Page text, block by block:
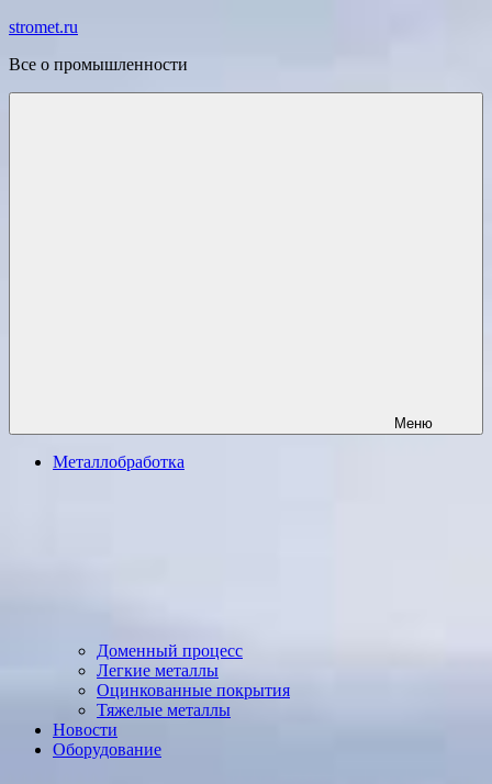
Перейти
содержимому
stromet.ru
Все о промышленности
Меню
Металлобработка
Доменный процесс
Легкие металлы
Оцинкованные покрытия
Тяжелые металлы
Новости
Оборудование